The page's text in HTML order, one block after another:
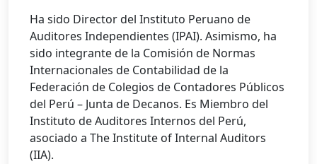
Ha sido Director del Instituto Peruano de
Auditores Independientes (IPAI). Asimismo, ha
sido integrante de la Comisión de Normas
Internacionales de Contabilidad de la
Federación de Colegios de Contadores Públicos
del Perú – Junta de Decanos. Es Miembro del
Instituto de Auditores Internos del Perú,
asociado a The Institute of Internal Auditors
(IIA).